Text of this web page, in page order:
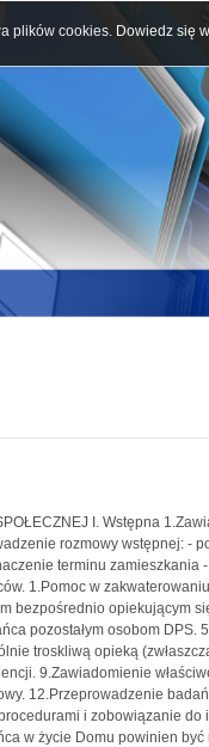
I. Wstępna
rozmowy wstępnej: -
terminu
1.Pomoc w
bezpośrednio opiekującym
pozostałym osobom DPS.
troskliwą opieką
9.Zawiadomienie
12.Przeprowadzenie
i zobowiązanie do
w życie Domu powinien być
plików cookies. Dowiedz się